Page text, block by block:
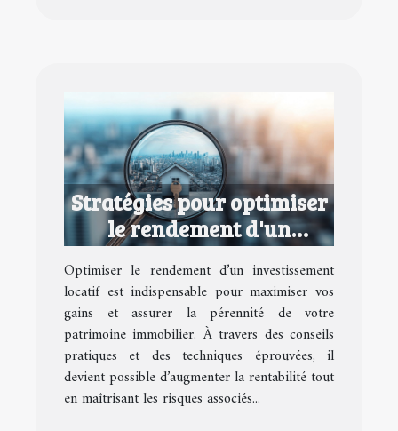
Stratégies pour optimiser
le rendement d'un
investissement locatif
Optimiser le rendement d’un investissement
locatif est indispensable pour maximiser vos
gains et assurer la pérennité de votre
patrimoine immobilier. À travers des conseils
pratiques et des techniques éprouvées, il
devient possible d’augmenter la rentabilité tout
en maîtrisant les risques associés...